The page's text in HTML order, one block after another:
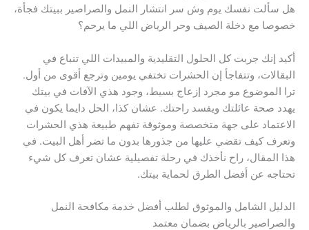
هل سألت نفسك يوم وش سر انتشار النمل والصراصير ببيتك فجأة،
خصوصا مع دخلة الصيف وحر الرياض اللي ما يرحم؟
أكيد إنك جربت كل الحلول التقليدية والمبيدات اللي تنباع في
البقالات، وتتفاجأ إن الحشرات تختفي يومين وترجع أقوى من أول.
ترا الموضوع مو مجرد إزعاج بسيط، وجود هذي الآفات في بيتك
يهدد صحة عائلتك ويفسد راحتك. عشان كذا، الحل دايما يكون في
الاعتماد على جهة متخصصة وموثوقة تفهم طبيعة هذي الحشرات
وتعرف كيف تقضي عليها من جذورها بدون ما تضر أهل البيت. في
هذا المقال، راح نأخذك في رحلة تفصيلية عشان تعرف كل شيء
تحتاجه عن أفضل الطرق لحماية بيتك.
الدليل الشامل والموثوق لطلب أفضل خدمة مكافحة النمل
والصراصير بالرياض بضمان معتمد